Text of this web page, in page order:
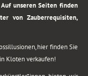
unseren Seiten finden
von Zauberrequisiten,
hier finden Sie
Kloten verkaufen!